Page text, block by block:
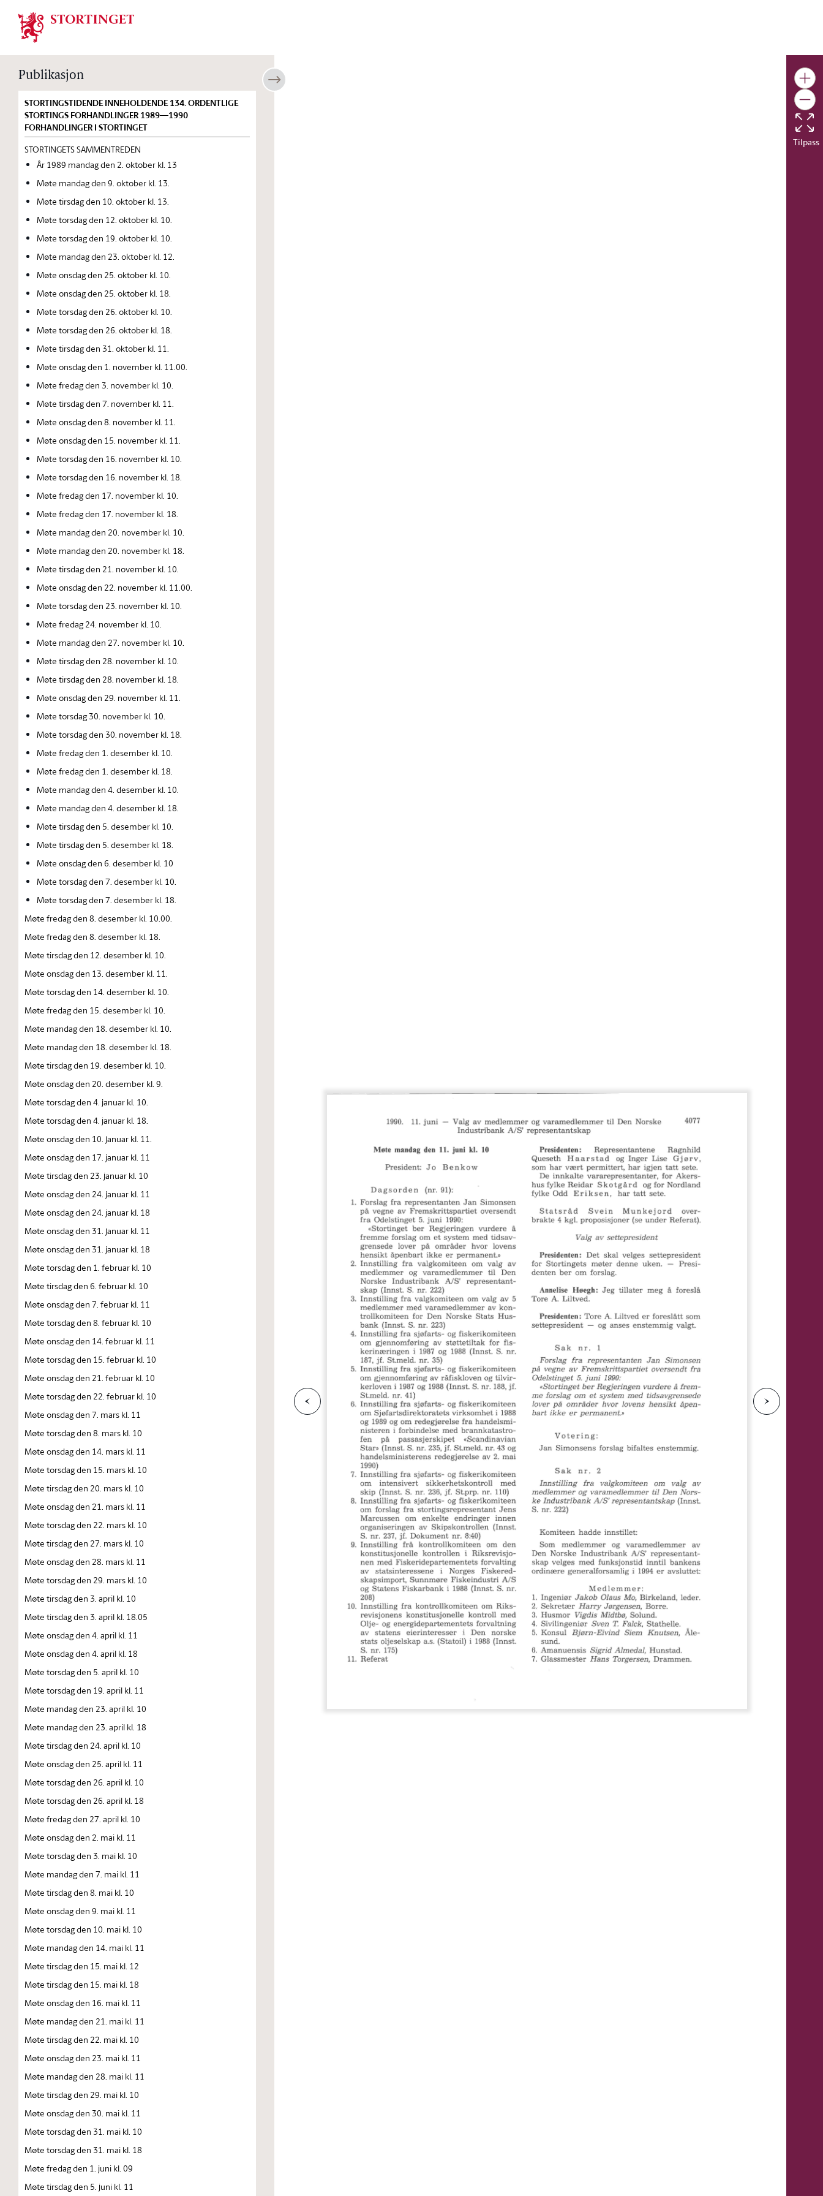
Stortinget.no
Publikasjon
STORTINGSTIDENDE INNEHOLDENDE 134. ORDENTLIGE
STORTINGS FORHANDLINGER 1989—1990
FORHANDLINGER I STORTINGET
STORTINGETS SAMMENTREDEN
År 1989 mandag den 2. oktober kl. 13
Møte mandag den 9. oktober kl. 13.
Møte tirsdag den 10. oktober kl. 13.
Møte torsdag den 12. oktober kl. 10.
Møte torsdag den 19. oktober kl. 10.
Møte mandag den 23. oktober kl. 12.
Møte onsdag den 25. oktober kl. 10.
Møte onsdag den 25. oktober kl. 18.
Møte torsdag den 26. oktober kl. 10.
Møte torsdag den 26. oktober kl. 18.
Møte tirsdag den 31. oktober kl. 11.
Møte onsdag den 1. november kl. 11.00.
Møte fredag den 3. november kl. 10.
Møte tirsdag den 7. november kl. 11.
Møte onsdag den 8. november kl. 11.
Møte onsdag den 15. november kl. 11.
Møte torsdag den 16. november kl. 10.
Møte torsdag den 16. november kl. 18.
Møte fredag den 17. november kl. 10.
Møte fredag den 17. november kl. 18.
Møte mandag den 20. november kl. 10.
Møte mandag den 20. november kl. 18.
Møte tirsdag den 21. november kl. 10.
Møte onsdag den 22. november kl. 11.00.
Møte torsdag den 23. november kl. 10.
Møte fredag 24. november kl. 10.
Møte mandag den 27. november kl. 10.
Møte tirsdag den 28. november kl. 10.
Møte tirsdag den 28. november kl. 18.
Møte onsdag den 29. november kl. 11.
Møte torsdag 30. november kl. 10.
Møte torsdag den 30. november kl. 18.
Møte fredag den 1. desember kl. 10.
Møte fredag den 1. desember kl. 18.
Møte mandag den 4. desember kl. 10.
Møte mandag den 4. desember kl. 18.
Møte tirsdag den 5. desember kl. 10.
Møte tirsdag den 5. desember kl. 18.
Møte onsdag den 6. desember kl. 10
Møte torsdag den 7. desember kl. 10.
Møte torsdag den 7. desember kl. 18.
Møte fredag den 8. desember kl. 10.00.
Møte fredag den 8. desember kl. 18.
Møte tirsdag den 12. desember kl. 10.
Møte onsdag den 13. desember kl. 11.
Møte torsdag den 14. desember kl. 10.
Møte fredag den 15. desember kl. 10.
Møte mandag den 18. desember kl. 10.
Møte mandag den 18. desember kl. 18.
Møte tirsdag den 19. desember kl. 10.
Møte onsdag den 20. desember kl. 9.
Møte torsdag den 4. januar kl. 10.
Møte torsdag den 4. januar kl. 18.
Møte onsdag den 10. januar kl. 11.
Møte onsdag den 17. januar kl. 11
Møte tirsdag den 23. januar kl. 10
Møte onsdag den 24. januar kl. 11
Møte onsdag den 24. januar kl. 18
Møte onsdag den 31. januar kl. 11
Møte onsdag den 31. januar kl. 18
Møte torsdag den 1. februar kl. 10
Møte tirsdag den 6. februar kl. 10
Møte onsdag den 7. februar kl. 11
Møte torsdag den 8. februar kl. 10
Møte onsdag den 14. februar kl. 11
Møte torsdag den 15. februar kl. 10
Møte onsdag den 21. februar kl. 10
Møte torsdag den 22. februar kl. 10
Møte onsdag den 7. mars kl. 11
Møte torsdag den 8. mars kl. 10
Møte onsdag den 14. mars kl. 11
Møte torsdag den 15. mars kl. 10
Møte tirsdag den 20. mars kl. 10
Møte onsdag den 21. mars kl. 11
Møte torsdag den 22. mars kl. 10
Møte tirsdag den 27. mars kl. 10
Møte onsdag den 28. mars kl. 11
Møte torsdag den 29. mars kl. 10
Møte tirsdag den 3. april kl. 10
Møte tirsdag den 3. april kl. 18.05
Møte onsdag den 4. april kl. 11
Møte onsdag den 4. april kl. 18
Møte torsdag den 5. april kl. 10
Møte torsdag den 19. april kl. 11
Møte mandag den 23. april kl. 10
Møte mandag den 23. april kl. 18
Møte tirsdag den 24. april kl. 10
Møte onsdag den 25. april kl. 11
Møte torsdag den 26. april kl. 10
Møte torsdag den 26. april kl. 18
Møte fredag den 27. april kl. 10
Møte onsdag den 2. mai kl. 11
Møte torsdag den 3. mai kl. 10
Møte mandag den 7. mai kl. 11
Møte tirsdag den 8. mai kl. 10
Møte onsdag den 9. mai kl. 11
Møte torsdag den 10. mai kl. 10
Møte mandag den 14. mai kl. 11
Møte tirsdag den 15. mai kl. 12
Møte tirsdag den 15. mai kl. 18
Møte onsdag den 16. mai kl. 11
Møte mandag den 21. mai kl. 11
Møte tirsdag den 22. mai kl. 10
Møte onsdag den 23. mai kl. 11
Møte mandag den 28. mai kl. 11
Møte tirsdag den 29. mai kl. 10
Møte onsdag den 30. mai kl. 11
Møte torsdag den 31. mai kl. 10
Møte torsdag den 31. mai kl. 18
Møte fredag den 1. juni kl. 09
Møte tirsdag den 5. juni kl. 11
F
o
rr
i
g
e
s
i
de N
e
s
t
e
s
i
d
e